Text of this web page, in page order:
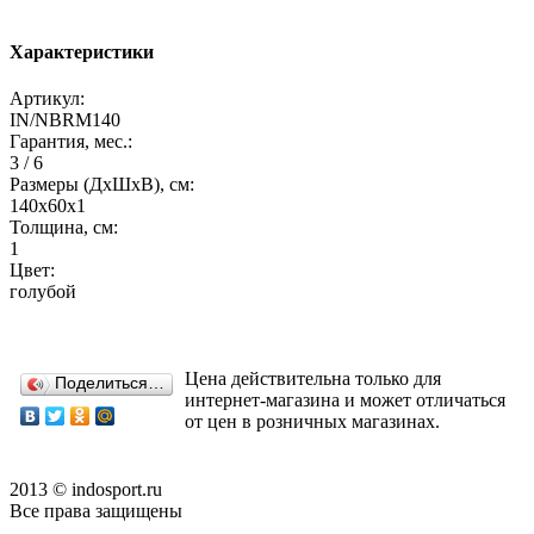
Характеристики
Артикул:
IN/NBRM140
Гарантия, мес.:
3 / 6
Размеры (ДхШхВ), см:
140х60х1
Толщина, см:
1
Цвет:
голубой
Поделиться…
Цена действительна только для
интернет-магазина и может отличаться
от цен в розничных магазинах.
2013 © indosport.ru
Все права защищены